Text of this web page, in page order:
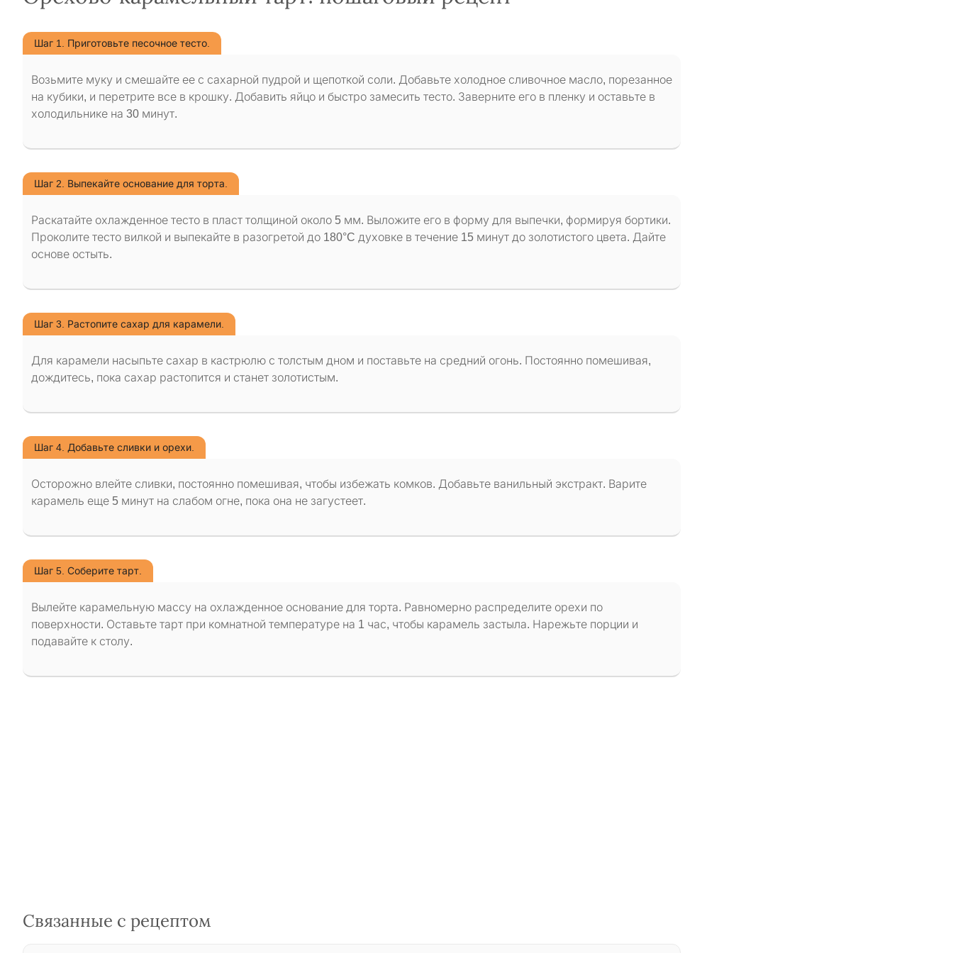
Шаг 1. Приготовьте песочное тесто.
Возьмите муку и смешайте ее с сахарной пудрой и щепоткой соли. Добавьте холодное сливочное масло, порезанное
на кубики, и перетрите все в крошку. Добавить яйцо и быстро замесить тесто. Заверните его в пленку и оставьте в
холодильнике на 30 минут.
Шаг 2. Выпекайте основание для торта.
Раскатайте охлажденное тесто в пласт толщиной около 5 мм. Выложите его в форму для выпечки, формируя бортики.
Проколите тесто вилкой и выпекайте в разогретой до 180°C духовке в течение 15 минут до золотистого цвета. Дайте
основе остыть.
Шаг 3. Растопите сахар для карамели.
Для карамели насыпьте сахар в кастрюлю с толстым дном и поставьте на средний огонь. Постоянно помешивая,
дождитесь, пока сахар растопится и станет золотистым.
Шаг 4. Добавьте сливки и орехи.
Осторожно влейте сливки, постоянно помешивая, чтобы избежать комков. Добавьте ванильный экстракт. Варите
карамель еще 5 минут на слабом огне, пока она не загустеет.
Шаг 5. Соберите тарт.
Вылейте карамельную массу на охлажденное основание для торта. Равномерно распределите орехи по
поверхности. Оставьте тарт при комнатной температуре на 1 час, чтобы карамель застыла. Нарежьте порции и
подавайте к столу.
Связанные с рецептом